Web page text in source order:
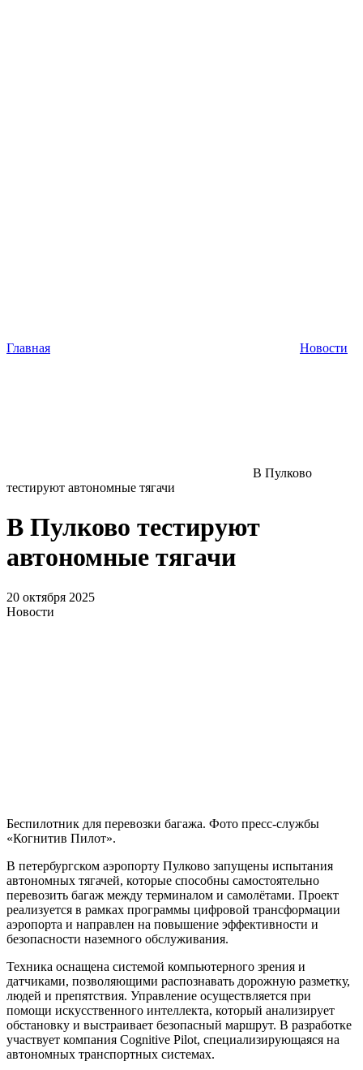
Главная Новости
В Пулково
тестируют автономные тягачи
В Пулково тестируют
автономные тягачи
20 октября 2025
Новости
Беспилотник для перевозки багажа. Фото пресс-службы
«Когнитив Пилот».
В петербургском аэропорту Пулково запущены испытания
автономных тягачей, которые способны самостоятельно
перевозить багаж между терминалом и самолётами. Проект
реализуется в рамках программы цифровой трансформации
аэропорта и направлен на повышение эффективности и
безопасности наземного обслуживания.
Техника оснащена системой компьютерного зрения и
датчиками, позволяющими распознавать дорожную разметку,
людей и препятствия. Управление осуществляется при
помощи искусственного интеллекта, который анализирует
обстановку и выстраивает безопасный маршрут. В разработке
участвует компания Cognitive Pilot, специализирующаяся на
автономных транспортных системах.